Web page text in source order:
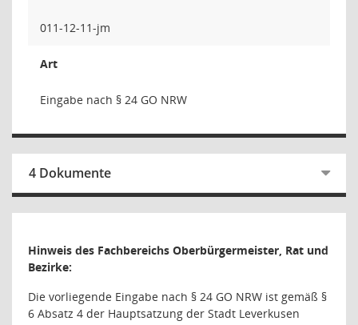
011-12-11-jm
Art
Eingabe nach § 24 GO NRW
4 Dokumente
Hinweis des Fachbereichs Oberbürgermeister, Rat und
Bezirke:
Die vorliegende Eingabe nach § 24 GO NRW ist gemäß §
6 Absatz 4 der Hauptsatzung der Stadt Leverkusen